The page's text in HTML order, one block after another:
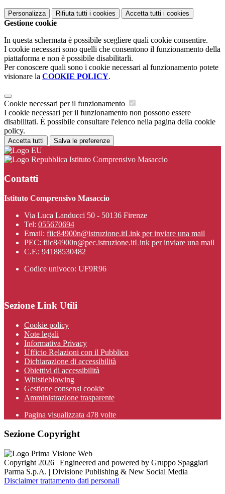
Personalizza Rifiuta tutti i cookies Accetta tutti i cookies
Gestione cookie
In questa schermata è possibile scegliere quali cookie consentire.
I cookie necessari sono quelli che consentono il funzionamento della
piattaforma e non è possibile disabilitarli.
Per conoscere quali sono i cookie necessari al funzionamento potete
visionare la COOKIE POLICY.
Cookie necessari per il funzionamento
I cookie necessari per il funzionamento non possono essere
disabilitati. È possibile consultare l'elenco nella pagina della cookie
policy.
Accetta tutti Salva le preferenze
Istituto Comprensivo Masaccio
Contatti
Istituto Comprensivo Masaccio
Via Luca Landucci 50 - 50136 Firenze
Tel: 055670694
Email: fiic84900n@istruzione.itLink per inviare una mail
PEC: fiic84900n@pec.istruzione.itLink per inviare una mail
C.F.: 94188530482
Codice univoco: UF9R96
Sezione Link Utili
Cookie policy
Note legali
Informativa Privacy
Ufficio Relazioni con il Pubblico
Dichiarazione di accessibilità
Obiettivi di accessibilità
Whistleblowing
Gestione consensi cookie
Amministrazione trasparente
Pagina visualizzata 478 volte
Sezione Copyright
Copyright 2026 | Engineered and powered by Gruppo Spaggiari
Parma S.p.A. | Divisione Publishing & New Social Media
Disclaimer trattamento dati personali